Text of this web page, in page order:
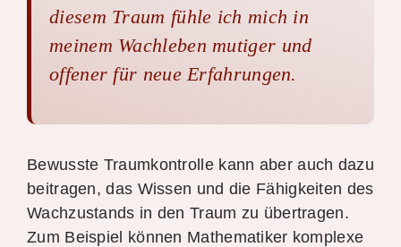
diesem Traum fühle ich mich in
meinem Wachleben mutiger und
offener für neue Erfahrungen.
Bewusste Traumkontrolle kann aber auch dazu
beitragen, das Wissen und die Fähigkeiten des
Wachzustands in den Traum zu übertragen.
Zum Beispiel können Mathematiker komplexe